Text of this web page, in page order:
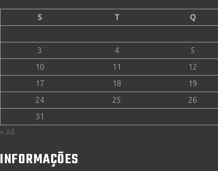
S T Q
3 4
5
10
11
12
17
18
19
24
25
26
31
« Jul
INFORMAÇÕES